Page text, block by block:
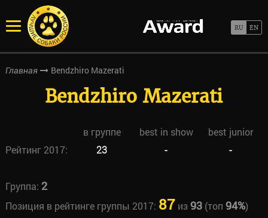
Главная Bendzhiro Mazerati
Bendzhiro Mazerati
в группе best in show
best junior
Рейтинг 2017:
23 - -
Группа: 2
Позиция в рейтинге группы 2017: 87 из93(топ 94%)